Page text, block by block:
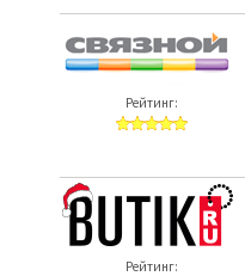
Рейтинг:
Рейтинг: